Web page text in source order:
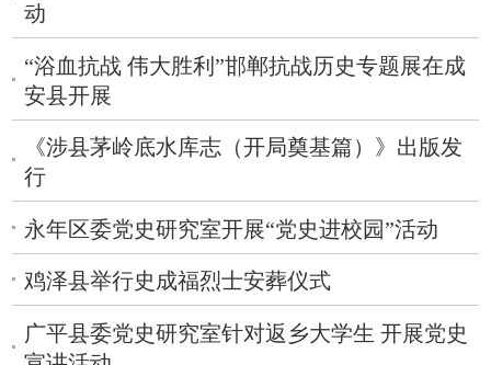
动
“浴血抗战 伟大胜利”邯郸抗战历史专题展在成
安县开展
《涉县茅岭底水库志（开局奠基篇）》出版发
行
永年区委党史研究室开展“党史进校园”活动
鸡泽县举行史成福烈士安葬仪式
广平县委党史研究室针对返乡大学生 开展党史